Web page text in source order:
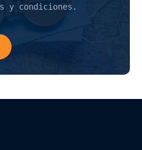
y condiciones.